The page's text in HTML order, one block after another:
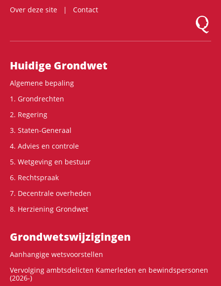
Over deze site
Contact
Logo
Hoofdnavigatie
Huidige Grondwet
Algemene bepaling
1. Grondrechten
2. Regering
3. Staten-Generaal
4. Advies en controle
5. Wetgeving en bestuur
6. Rechtspraak
7. Decentrale overheden
8. Herziening Grondwet
Grondwets­wijzigingen
Aanhangige wetsvoorstellen
Vervolging ambtsdelicten Kamerleden en bewindspersonen
(2026-)